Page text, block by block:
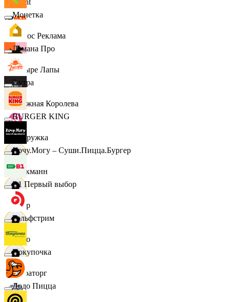
Urent
Эдмос Реклама
Четыре Лапы
Снежная Королева
Подружка
Стокманн
Cпар
demo
Мираторг
Монетка
Лемана Про
7 утра
BURGER KING
Хочу.Могу – Суши.Пицца.Бургер
B1 Первый выбор
Гольфстрим
Покупочка
Додо Пицца